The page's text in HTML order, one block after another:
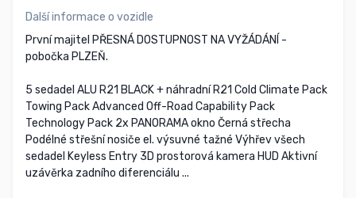
Další informace o vozidle
První majitel PŘESNÁ DOSTUPNOST NA VYŽÁDÁNÍ -
pobočka PLZEŇ.
5 sedadel ALU R21 BLACK + náhradní R21 Cold Climate Pack
Towing Pack Advanced Off-Road Capability Pack
Technology Pack 2x PANORAMA okno Černá střecha
Podélné střešní nosiče el. výsuvné tažné Výhřev všech
sedadel Keyless Entry 3D prostorová kamera HUD Aktivní
uzávěrka zadního diferenciálu ...